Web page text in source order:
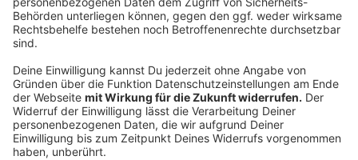
Angebots in öffentlichen Einrichtungen.
6. Mehrwegsysteme statt Einwegverpackungen!
Jährlich fällt bei jeder Person 560 kg/Jahr Hausmüll
an. Dieser muss seinen gut recycelt werden um
Ressourcen zu sparen und zum anderen sollten
Möglichkeiten geschaffen werden Müll vermeiden zu
können. Hierfür bieten sich die Einführung von